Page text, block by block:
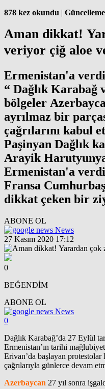
878 kez okundu |
Aman dikkat!
veriyor çiğ aloe
Ermenistan'a
“ Dağlık Karabağ
bölgeler
ayrılmaz bir
çağrılarını kabul
Paşinyan Dağlık
Arayik
Ermenistan'a
Fransa
dikkat çeken bir
ABONE OL
News
27 Kasım 2020 17:12
0
BEĞENDİM
ABONE OL
News
0
Dağlık Karabağ’da 27 Eylül
Ermenistan’ın tarihi
Erivan’da başlayan protestolar
çağrılarıyla günlerce devam
Azerbaycan 27 yıl sonra